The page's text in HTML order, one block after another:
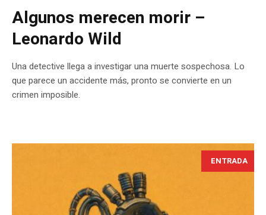
Algunos merecen morir –
Leonardo Wild
Una detective llega a investigar una muerte sospechosa. Lo
que parece un accidente más, pronto se convierte en un
crimen imposible.
ENTRADA